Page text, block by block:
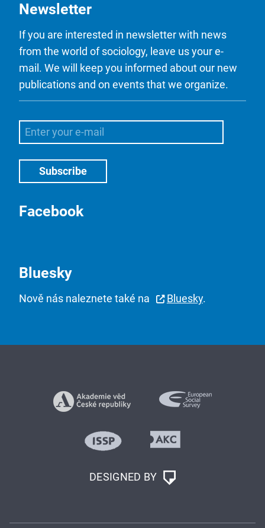
Newsletter
If you are interested in newsletter with news
from the world of sociology, leave us your e-
mail. We will keep you informed about our new
publications and on events that we organize.
Facebook
Bluesky
Nově nás naleznete také na Bluesky.
DESIGNED BY